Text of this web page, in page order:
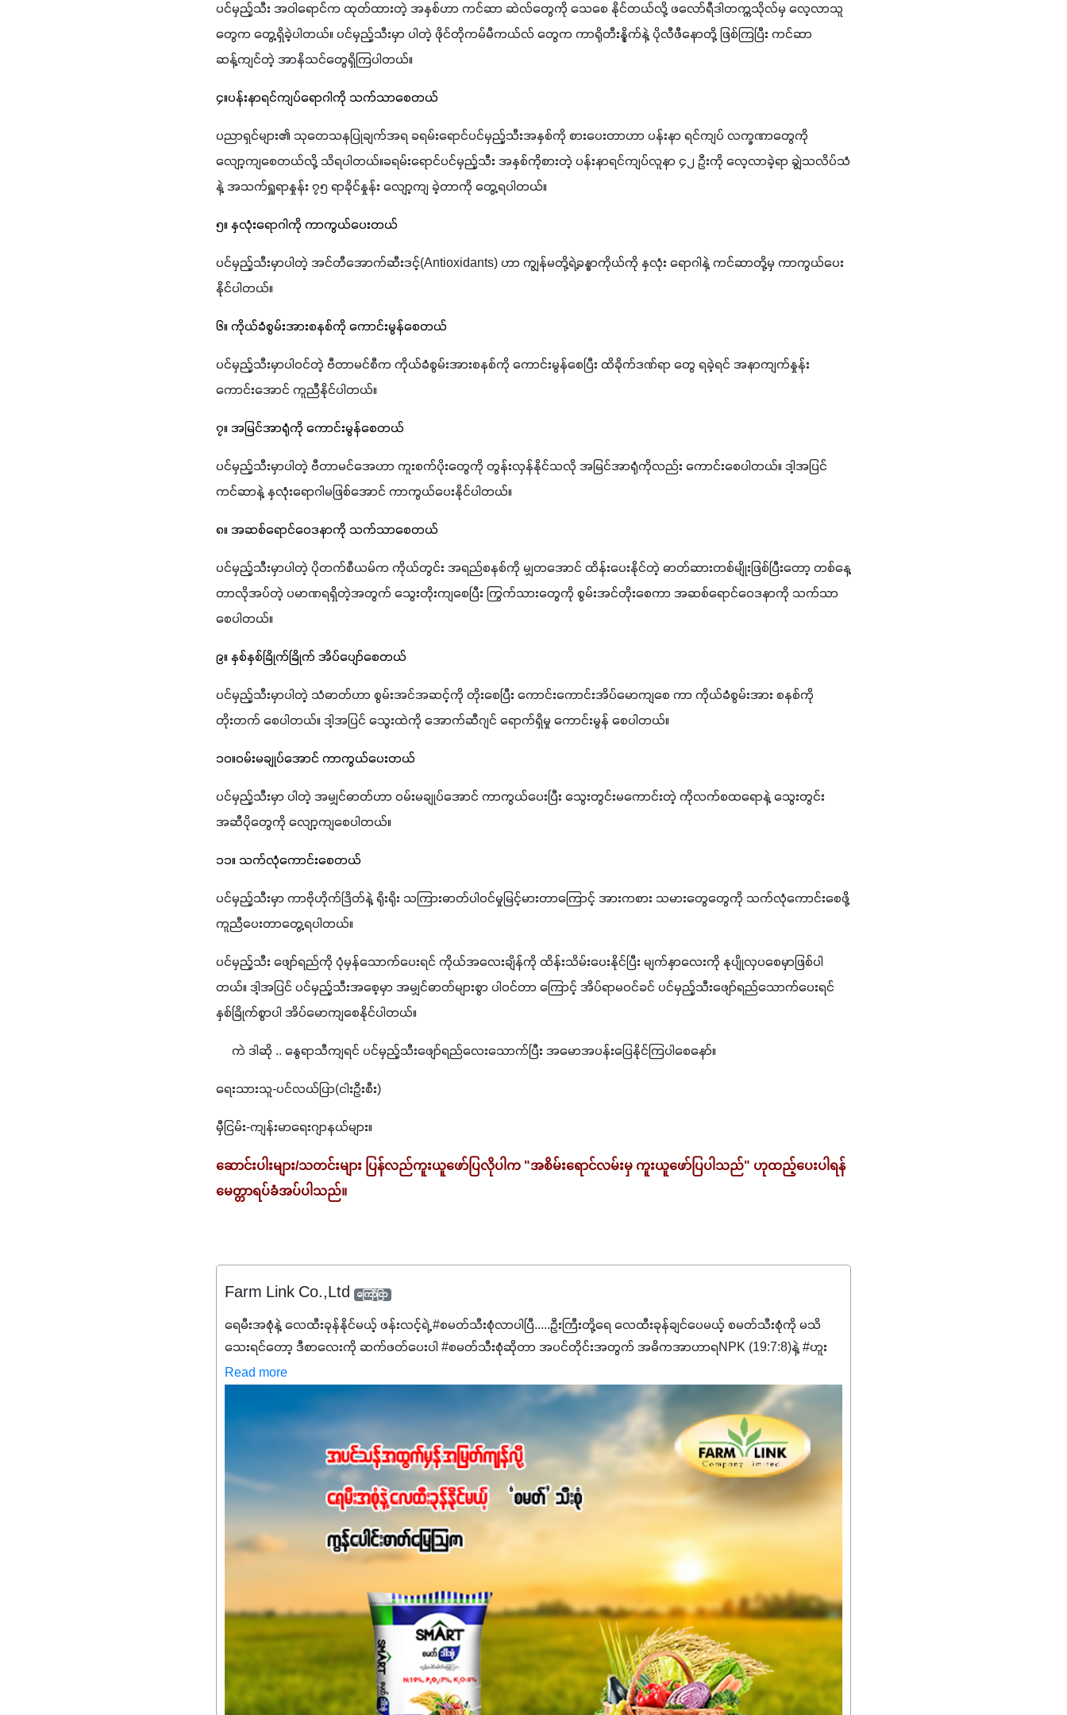
ပင်မှည့်သီး အဝါရောင်က ထုတ်ထားတဲ့ အနှစ်ဟာ ကင်ဆာ ဆဲလ်တွေကို သေစေ နိုင်တယ်လို့ ဖလော်ရီဒါတက္ကသိုလ်မှ လေ့လာသူ
တွေက တွေ့ရှိခဲ့ပါတယ်။ ပင်မှည့်သီးမှာ ပါတဲ့ ဖိုင်တိုကမ်မီကယ်လ် တွေက ကာရိုတီးနွိုက်နဲ့ ပိုလီဖီနောတို့ ဖြစ်ကြပြီး ကင်ဆာ
ဆန့်ကျင်တဲ့ အာနိသင်တွေရှိကြပါတယ်။
၄။ပန်းနာရင်ကျပ်ရောဂါကို သက်သာစေတယ်
ပညာရှင်များ၏ သုတေသနပြုချက်အရ ခရမ်းရောင်ပင်မှည့်သီးအနှစ်ကို စားပေးတာဟာ ပန်းနာ ရင်ကျပ် လက္ခဏာတွေကို
လျော့ကျစေတယ်လို့ သိရပါတယ်။ခရမ်းရောင်ပင်မှည့်သီး အနှစ်ကိုစားတဲ့ ပန်းနာရင်ကျပ်လူနာ ၄၂ ဦးကို လေ့လာခဲ့ရာ ချွဲသလိပ်သံ
နဲ့ အသက်ရှူရာနှုန်း ၇၅ ရာခိုင်နှုန်း လျော့ကျ ခဲ့တာကို တွေ့ရပါတယ်။
၅။ နှလုံးရောဂါကို ကာကွယ်ပေးတယ်
ပင်မှည့်သီးမှာပါတဲ့ အင်တီအောက်ဆီးဒင့်(Antioxidants) ဟာ ကျွန်မတို့ရဲ့ခန္ဓာကိုယ်ကို နှလုံး ရောဂါနဲ့ ကင်ဆာတို့မှ ကာကွယ်ပေး
နိုင်ပါတယ်။
၆။ ကိုယ်ခံစွမ်းအားစနစ်ကို ကောင်းမွန်စေတယ်
ပင်မှည့်သီးမှာပါဝင်တဲ့ ဗီတာမင်စီက ကိုယ်ခံစွမ်းအားစနစ်ကို ကောင်းမွန်စေပြီး ထိခိုက်ဒဏ်ရာ တွေ ရခဲ့ရင် အနာကျက်နှုန်း
ကောင်းအောင် ကူညီနိုင်ပါတယ်။
၇။ အမြင်အာရုံကို ကောင်းမွန်စေတယ်
ပင်မှည့်သီးမှာပါတဲ့ ဗီတာမင်အေဟာ ကူးစက်ပိုးတွေကို တွန်းလှန်နိုင်သလို အမြင်အာရုံကိုလည်း ကောင်းစေပါတယ်။ ဒါ့အပြင်
ကင်ဆာနဲ့ နှလုံးရောဂါမဖြစ်အောင် ကာကွယ်ပေးနိုင်ပါတယ်။
၈။ အဆစ်ရောင်ဝေဒနာကို သက်သာစေတယ်
ပင်မှည့်သီးမှာပါတဲ့ ပိုတက်စီယမ်က ကိုယ်တွင်း အရည်စနစ်ကို မျှတအောင် ထိန်းပေးနိုင်တဲ့ ဓာတ်ဆားတစ်မျိုးဖြစ်ပြီးတော့ တစ်နေ့
တာလိုအပ်တဲ့ ပမာဏရရှိတဲ့အတွက် သွေးတိုးကျစေပြီး ကြွက်သားတွေကို စွမ်းအင်တိုးစေကာ အဆစ်ရောင်ဝေဒနာကို သက်သာ
စေပါတယ်။
၉။ နှစ်နှစ်ခြိုက်ခြိုက် အိပ်ပျော်စေတယ်
ပင်မှည့်သီးမှာပါတဲ့ သံဓာတ်ဟာ စွမ်းအင်အဆင့်ကို တိုးစေပြီး ကောင်းကောင်းအိပ်မောကျစေ ကာ ကိုယ်ခံစွမ်းအား စနစ်ကို
တိုးတက် စေပါတယ်။ ဒါ့အပြင် သွေးထဲကို အောက်ဆီဂျင် ရောက်ရှိမှု ကောင်းမွန် စေပါတယ်။
၁၀။ဝမ်းမချုပ်အောင် ကာကွယ်ပေးတယ်
ပင်မှည့်သီးမှာ ပါတဲ့ အမျှင်ဓာတ်ဟာ ဝမ်းမချုပ်အောင် ကာကွယ်ပေးပြီး သွေးတွင်းမကောင်းတဲ့ ကိုလက်စထရောနဲ့ သွေးတွင်း
အဆီပိုတွေကို လျော့ကျစေပါတယ်။
၁၁။ သက်လုံကောင်းစေတယ်
ပင်မှည့်သီးမှာ ကာဗိုဟိုက်ဒြိတ်နဲ့ ရိုးရိုး သကြားဓာတ်ပါဝင်မှုမြင့်မားတာကြောင့် အားကစား သမားတွေတွေကို သက်လုံကောင်းစေဖို့
ကူညီပေးတာတွေ့ရပါတယ်။
ပင်မှည့်သီး ဖျော်ရည်ကို ပုံမှန်သောက်ပေးရင် ကိုယ်အလေးချိန်ကို ထိန်းသိမ်းပေးနိုင်ပြီး မျက်နှာလေးကို နုပျိုလှပစေမှာဖြစ်ပါ
တယ်။ ဒါ့အပြင် ပင်မှည့်သီးအစေ့မှာ အမျှင်ဓာတ်များစွာ ပါဝင်တာ ကြောင့် အိပ်ရာမဝင်ခင် ပင်မှည့်သီးဖျော်ရည်သောက်ပေးရင်
နှစ်ခြိုက်စွာပါ အိပ်မောကျစေနိုင်ပါတယ်။
ကဲ ဒါဆို .. နွေရာသီကျရင် ပင်မှည့်သီးဖျော်ရည်လေးသောက်ပြီး အမောအပန်းပြေနိုင်ကြပါစေနော်။
ရေးသားသူ-ပင်လယ်ပြာ(ငါးဦးစီး)
မှီငြမ်း-ကျန်းမာရေးဂျာနယ်များ။
ဆောင်းပါးများ/သတင်းများ ပြန်လည်ကူးယူဖော်ပြလိုပါက "အစိမ်းရောင်လမ်းမှ ကူးယူဖော်ပြပါသည်" ဟုထည့်ပေးပါရန်
မေတ္တာရပ်ခံအပ်ပါသည်။
Farm Link Co.,Ltd ကြော်ငြာ
ရေမီးအစုံနဲ့ လေထီးခုန်နိုင်မယ့် ဖန်းလင့်ရဲ့ #စမတ်သီးစုံလာပါပြီ.....ဦးကြီးတို့ရေ ‌လေထီးခုန်ချင်ပေမယ့် စမတ်သီးစုံကို မသိ
သေးရင်တော့ ဒီစာလေးကို ဆက်ဖတ်‌ပေးပါ #စမတ်သီးစုံဆိုတာ အပင်တိုင်းအတွက် အဓိကအာဟာရNPK (19:7:8)နဲ့ #ဟူး
မစ်အက်စစ်တို့ အချိုးကျ ပေါင်းစပ်ထားတဲ့ ကွန်ပေါင်းဓာတ်မြေဩဇာဖြစ်ပါတယ်။ အဓိကအကျိုးကျေးဇူးတွေအနေနဲ့ကတော့
နိုက်ထရိုဂျင် 19%ပါဝင်တဲ့အတွက် ကလိုရိုဖီးလ်ဖွဲ့စည်းမှုကို အားပေးကာ သီးနှံပင်များ၏အရွက်များစိမ်းလန်းသန်စွမ်းပြီး အစာ
ချက်လုပ်မှုအားကောင်းစေပါတယ်။ အပင်၏ပင်ပိုင်းကြီးထွားမှုကို တိုးမြင့်စေကာ အပင်သန်၍ အကြီးမြန်စေပါတယ်။
သင့်တော်တဲ့ Phosphorus 7%ပါဝင်မှုကြောင့် အပင်ရဲ့ အမြစ်ဖွဲ့စည်းတည်ဆောက်မှုကို ပို၍သန်မာလာအောင် အားပေးပါ
တယ်။ ဒါ့အပြင် ပန်းပွင့်ခြင်း၊အသီးသီးခြင်း၊အစေ့တည်ခြင်းလုပ်ငန်းစဉ်များကိုလည်း အားပေးပါတယ်။ လုံလောက်တဲ့
Potassium 8%က အပင်ရဲ့ ရောဂါဒဏ်၊ရာသီဥတုဒဏ်ခံနိုင်ရည်ရှိမှုကို မြင့်တက်စေပြီး အသီးအရည်အသွေး၊ အရွယ်အစားနဲ့
အရသာ ပိုမိုကောင်းမွန်စေဖို့အတွက် လိုအပ်တဲ့အာဟာရဓာတ်ဖြစ်ပါတယ်။ ဟူးမစ်အက်စစ်ပါဝင်ပေါင်းစပ်ထားတဲ့အတွက်
အာဟာရဓာတ်စုပ်ယူမှုကောင်းမွန်လာခြင်း၊မြေဆီလွှာဖွဲ့စည်းပုံနှင့်ရေထိန်းနိုင်စွမ်းအားကောင်းလာခြင်းအပါအဝင်
အကျိုးကျေးဇူးများစွာကိုရရှိစေမှာဖြစ်ပါတယ်။ စပါးအပါအဝင် နှံစားသီးနှံများ၊ပဲအမျိုးမျိုး၊ဟင်းသီးဟင်းရွက်နဲ့ ဥယျာဉ်ခြံသီးနှံ
အားလုံးမှာ အသုံးပြုနိုင်တယ်ဆိုတော့ တစ်မျိုးတည်းနဲ့ အားလုံးပါဖက်(perfect)မယ့် စမတ်သီးစုံနော် အရွေးမမှားတာသေချာပြီ
မလို့ အတွေးမများဘဲ သီးနှံတိုင်းကြီးထွားအောင် ဖန်းလင့်ရဲ့ #စမတ်သီးစုံကို သုံးကြပါစို့....
Read more